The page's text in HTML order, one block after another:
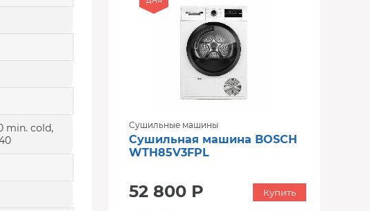
min. cold,
Сушильные машины
Сушильная машина BOSCH
WTH85V3FPL
52 800 Р Купить